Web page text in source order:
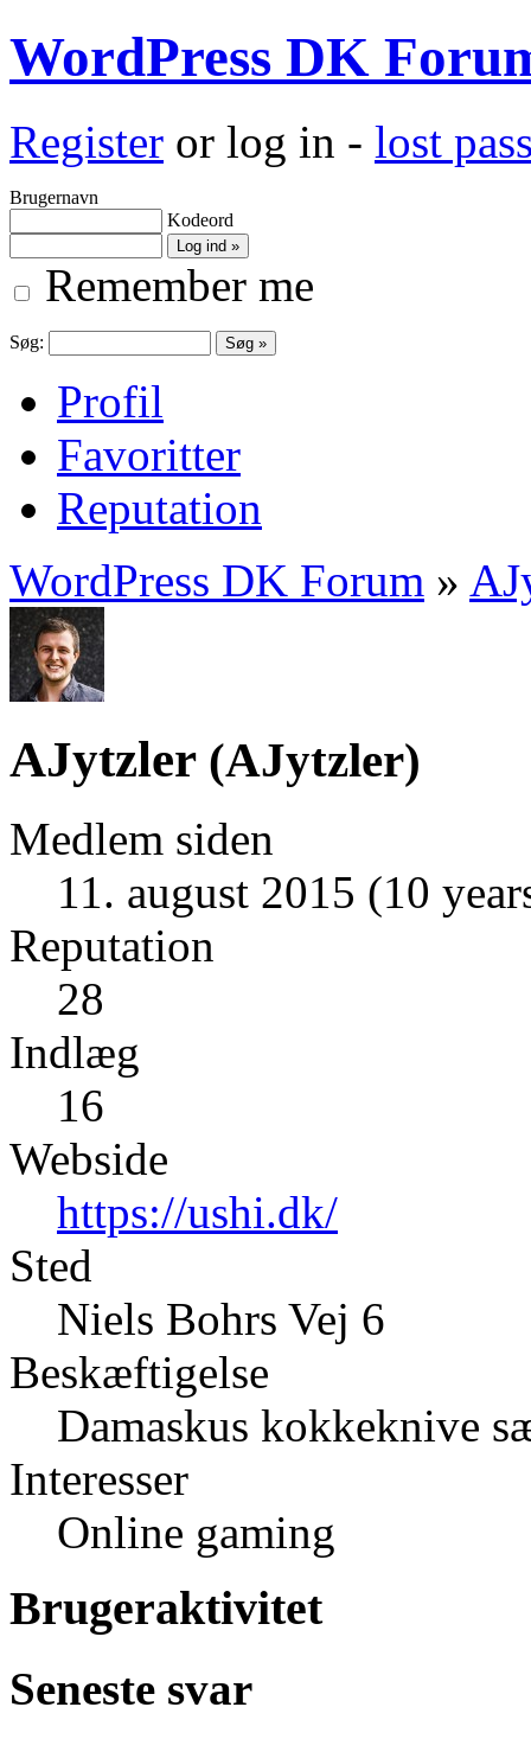
WordPress DK
Register or log in - lost
Brugernavn
Kodeord
Remember me
Søg:
Profil
Favoritter
Reputation
WordPress DK Forum »
AJytzler (AJytzler)
Medlem siden
11. august 2015 (10
Reputation
28
Indlæg
16
Webside
https://ushi.dk/
Sted
Niels Bohrs Vej 6
Beskæftigelse
Damaskus kokkeknive
Interesser
Online gaming
Brugeraktivitet
Seneste svar